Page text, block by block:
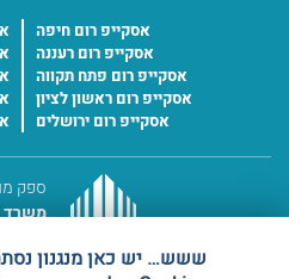
אסקייפ רום חיפה
אסקייפ רום רעננה
אסקייפ רום פתח תקווה
אסקייפ רום ראשון לציון
אסקייפ רום ירושלים
ספק
משרד
ששש… יש כאן מנגנון